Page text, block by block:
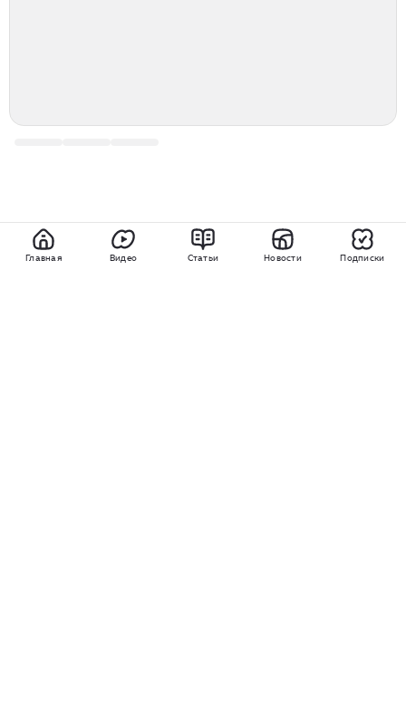
Главная Видео Статьи Новости Подписки